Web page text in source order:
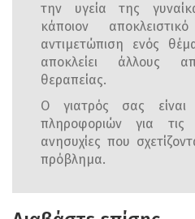
την υγεία της
κάποιον
αντιμετώπιση ενός
αποκλείει άλλους
θεραπείας.
Ο γιατρός σας
πληροφοριών για τις
ανησυχίες που
πρόβλημα.